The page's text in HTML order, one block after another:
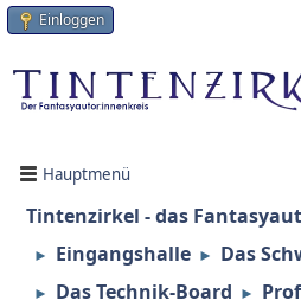
Einloggen
Hauptmenü
Tintenzirkel - das
► Eingangshalle ► Das
► Das Technik-Board ►